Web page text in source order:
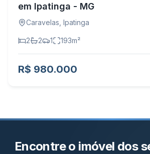
em Ipatinga - MG
Caravelas Ipatinga
2 2 1 193m²
R$ 980.000
Encontre o imóvel dos